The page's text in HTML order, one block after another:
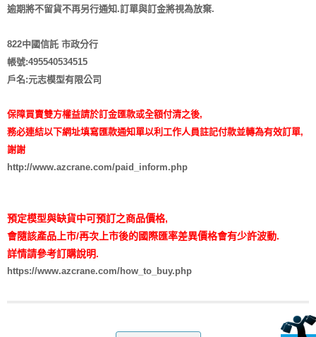
逾期將不留貨不再另行通知 .訂單與訂金將視為放棄.
822中國信託 市政分行
帳號:495540534515
戶名:元志模型有限公司
保障買賣雙方權益請於訂金匯款或全額付清之後,
務必連結以下網址填寫匯款通知單以利工作人員註記付款並轉為有效訂單,
謝謝
http://www.azcrane.com/paid_inform.php
預定模型與缺貨中可預訂之商品價格,
會隨該產品上市/再次上市後的國際匯率差異價格會有少許波動.
詳情請參考訂購說明.
https://www.azcrane.com/how_to_buy.php